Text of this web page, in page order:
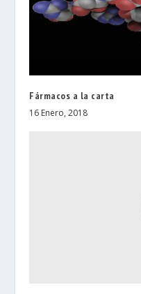
Fármacos a la carta
16 Enero, 2018